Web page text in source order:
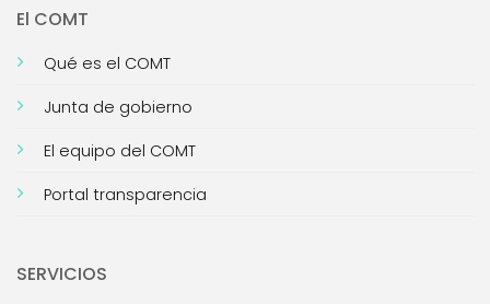
El COMT
Qué es el COMT
Junta de gobierno
El equipo del COMT
Portal transparencia
SERVICIOS